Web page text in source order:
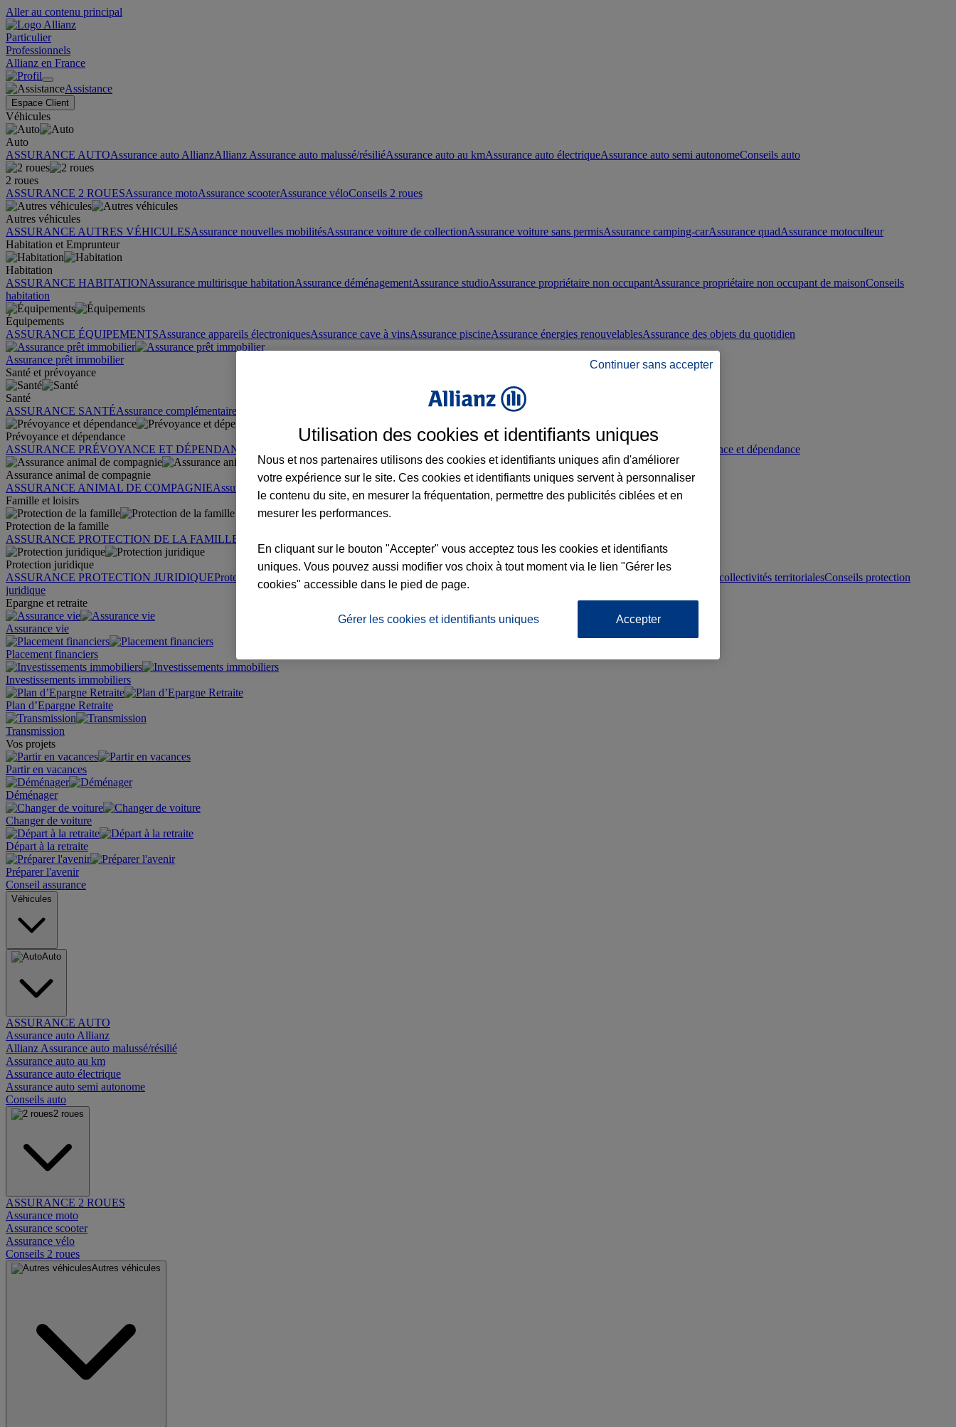
Aller au contenu principal
Particulier
Professionnels
Allianz en France
Assistance
Espace Client
Véhicules
Auto
ASSURANCE AUTOAssurance auto AllianzAllianz Assurance auto malussé/résiliéAssurance auto au kmAssurance auto électriqueAssurance auto semi autonomeConseils auto
2 roues
ASSURANCE 2 ROUESAssurance motoAssurance scooterAssurance véloConseils 2 roues
Autres véhicules
ASSURANCE AUTRES VÉHICULESAssurance nouvelles mobilitésAssurance voiture de collectionAssurance voiture sans permisAssurance camping-carAssurance quadAssurance motoculteur
Habitation et Emprunteur
Habitation
ASSURANCE HABITATIONAssurance multirisque habitationAssurance déménagementAssurance studioAssurance propriétaire non occupantAssurance propriétaire non occupant de maisonConseils
habitation
Équipements
ASSURANCE ÉQUIPEMENTSAssurance appareils électroniquesAssurance cave à vinsAssurance piscineAssurance énergies renouvelablesAssurance des objets du quotidien
Assurance prêt immobilier
Santé et prévoyance
Santé
ASSURANCE SANTÉAssurance complémentaire santé Conseils santé
Prévoyance et dépendance
ASSURANCE PRÉVOYANCE ET DÉPENDANCE
Conseils prévoyance et dépendance
Assurance animal de compagnie
ASSURANCE ANIMAL DE COMPAGNIEAssurance chien Assurance chat
Conseils animal de compagnie
Famille et loisirs
Protection de la famille
ASSURANCE PROTECTION DE LA FAMILLE
Protection juridique
ASSURANCE PROTECTION JURIDIQUEProtection juridique particuliers Protection juridique immobilière Protection juridique collectivités territorialesConseils protection
juridique
Epargne et retraite
Assurance vie
Placement financiers
Investissements immobiliers
Plan d’Epargne Retraite
Transmission
Vos projets
Partir en vacances
Déménager
Changer de voiture
Départ à la retraite
Préparer l'avenir
Conseil assurance
Véhicules
Auto
ASSURANCE AUTO
Assurance auto Allianz
Allianz Assurance auto malussé/résilié
Assurance auto au km
Assurance auto électrique
Assurance auto semi autonome
Conseils auto
2 roues
ASSURANCE 2 ROUES
Assurance moto
Assurance scooter
Assurance vélo
Conseils 2 roues
Autres véhicules
Continuer sans accepter
Utilisation des cookies et identifiants uniques
Nous et nos partenaires utilisons des cookies et identifiants uniques afin d'améliorer
votre expérience sur le site. Ces cookies et identifiants uniques servent à personnaliser
le contenu du site, en mesurer la fréquentation, permettre des publicités ciblées et en
mesurer les performances.
En cliquant sur le bouton "Accepter" vous acceptez tous les cookies et identifiants
uniques. Vous pouvez aussi modifier vos choix à tout moment via le lien "Gérer les
cookies" accessible dans le pied de page.
Gérer les cookies et identifiants uniques Accepter